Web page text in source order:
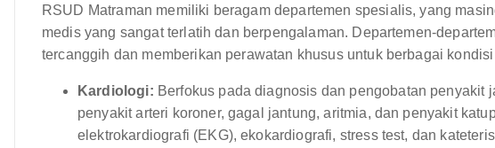
RSUD Matraman memiliki beragam departemen spesialis, yang
medis yang sangat terlatih dan berpengalaman. Departemen-
tercanggih dan memberikan perawatan khusus untuk berbagai
Kardiologi: Berfokus pada diagnosis dan pengobatan penyakit
penyakit arteri koroner, gagal jantung, aritmia, dan penyakit
elektrokardiografi (EKG), ekokardiografi, stress test, dan